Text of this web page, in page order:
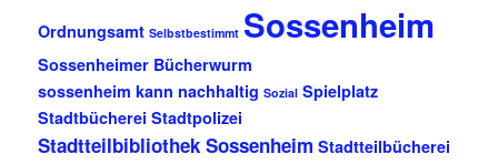
Ordnungsamt Selbstbestimmt Sossenheim
Sossenheimer Bücherwurm
sossenheim kann nachhaltig Sozial Spielplatz
Stadtbücherei Stadtpolizei
Stadtteilbibliothek Sossenheim Stadtteilbücherei